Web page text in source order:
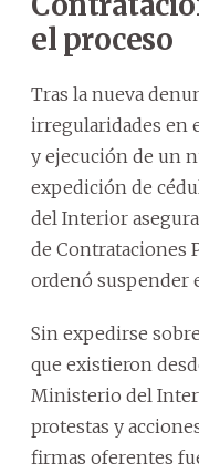
el proceso
Tras la nueva
irregularidades en
y ejecución de un
expedición de
del Interior
de Contrataciones
ordenó suspender
Sin expedirse
que existieron
Ministerio del
protestas y
firmas oferentes